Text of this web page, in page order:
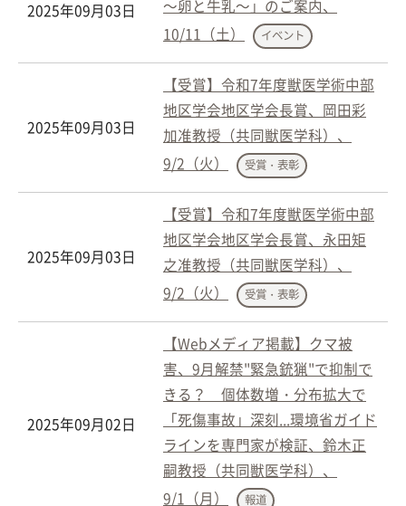
2025年09月03日
～卵と牛乳～」のご案内、
10/11（土）
イベント
2025年09月03日
【受賞】令和7年度獣医学術中部
地区学会地区学会長賞、岡田彩
加准教授（共同獣医学科）、
9/2（火）
受賞・表彰
2025年09月03日
【受賞】令和7年度獣医学術中部
地区学会地区学会長賞、永田矩
之准教授（共同獣医学科）、
9/2（火）
受賞・表彰
2025年09月02日
【Webメディア掲載】クマ被
害、9月解禁"緊急銃猟"で抑制で
きる？ 個体数増・分布拡大で
「死傷事故」深刻...環境省ガイド
ラインを専門家が検証、鈴木正
嗣教授（共同獣医学科）、
9/1（月）
報道